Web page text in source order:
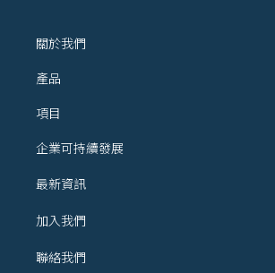
關於我們
產品
項目
企業可持續發展
最新資訊
加入我們
聯絡我們